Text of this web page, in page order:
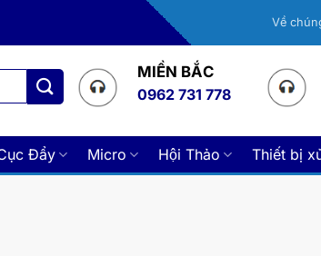
Về
MIỀN BẮC
0962 731 778
Đẩy Micro Hội Thảo Thiết bị